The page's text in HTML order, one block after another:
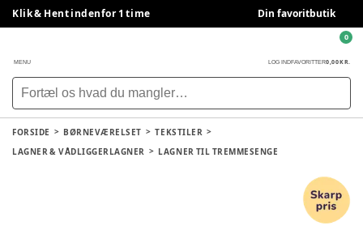
Klik & Hent indenfor 1 time Din favoritbutik
MENU LOG INDFAVORITTER0,00 KR.
0
FORSIDE BØRNEVÆRELSET
TEKSTILER
LAGNER & VÅDLIGGERLAGNER
LAGNER TIL TREMMESENGE